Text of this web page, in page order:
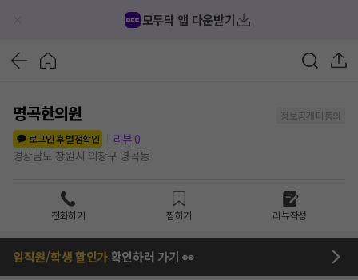
모두닥 앱 다운받기
명곡한의원
정보공개 미동의
로그인 후 별점확인
리뷰 0
경상남도 창원시 의창구 명곡동
전화하기 찜하기 리뷰작성
임직원/학생 할인가확인하러 가기 👀